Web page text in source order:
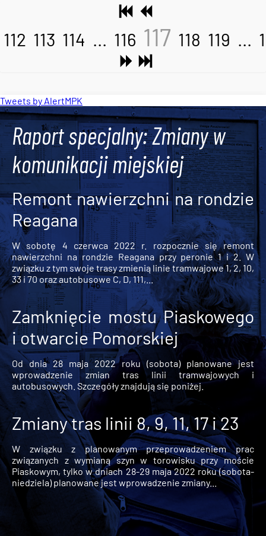
112 113 114 ... 116 117 118 119 ...
Tweets by AlertMPK
Raport specjalny: Zmiany w
komunikacji miejskiej
Remont nawierzchni na rondzie
Reagana
W sobotę 4 czerwca 2022 r. rozpocznie się remont
nawierzchni na rondzie Reagana przy peronie 1 i 2. W
związku z tym swoje trasy zmienią linie tramwajowe 1, 2, 10,
33 i 70 oraz autobusowe C, D, 111,...
Zamknięcie mostu Piaskowego
i otwarcie Pomorskiej
Od dnia 28 maja 2022 roku (sobota) planowane jest
wprowadzenie zmian tras linii tramwajowych i
autobusowych. Szczegóły znajdują się poniżej.
Zmiany tras linii 8, 9, 11, 17 i 23
W związku z planowanym przeprowadzeniem prac
związanych z wymianą szyn w torowisku przy moście
Piaskowym, tylko w dniach 28-29 maja 2022 roku (sobota-
niedziela) planowane jest wprowadzenie zmiany...